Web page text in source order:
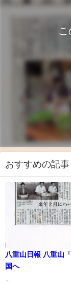
おすすめの記事
八重山日報 八重山
国へ